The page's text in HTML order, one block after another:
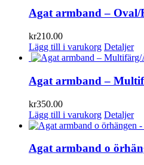
Agat armband –
kr210.00
Lägg till i varukorg Detaljer
Agat armband –
kr350.00
Lägg till i varukorg Detaljer
Agat armband o